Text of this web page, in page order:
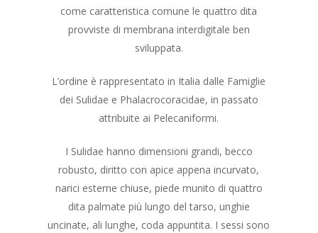
come caratteristica comune le quattro dita
provviste di membrana interdigitale ben
sviluppata.
L’ordine è rappresentato in Italia dalle Famiglie
dei Sulidae e Phalacrocoracidae, in passato
attribuite ai Pelecaniformi.
I Sulidae hanno dimensioni grandi, becco
robusto, diritto con apice appena incurvato,
narici esterne chiuse, piede munito di quattro
dita palmate più lungo del tarso, unghie
uncinate, ali lunghe, coda appuntita. I sessi sono